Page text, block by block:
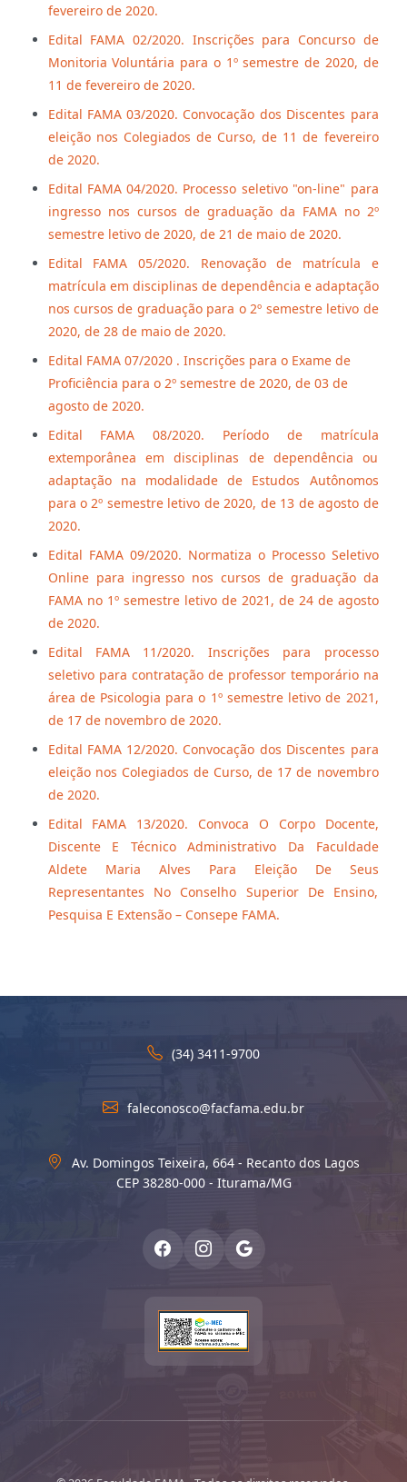
fevereiro de 2020.
Edital FAMA 02/2020. Inscrições para Concurso de
Monitoria Voluntária para o 1º semestre de 2020, de
11 de fevereiro de 2020.
Edital FAMA 03/2020. Convocação dos Discentes para
eleição nos Colegiados de Curso, de 11 de fevereiro
de 2020.
Edital FAMA 04/2020. Processo seletivo "on-line" para
ingresso nos cursos de graduação da FAMA no 2º
semestre letivo de 2020, de 21 de maio de 2020.
Edital FAMA 05/2020. Renovação de matrícula e
matrícula em disciplinas de dependência e adaptação
nos cursos de graduação para o 2º semestre letivo de
2020, de 28 de maio de 2020.
Edital FAMA 07/2020 . Inscrições para o Exame de
Proficiência para o 2º semestre de 2020, de 03 de
agosto de 2020.
Edital FAMA 08/2020. Período de matrícula
extemporânea em disciplinas de dependência ou
adaptação na modalidade de Estudos Autônomos
para o 2º semestre letivo de 2020, de 13 de agosto de
2020.
Edital FAMA 09/2020. Normatiza o Processo Seletivo
Online para ingresso nos cursos de graduação da
FAMA no 1º semestre letivo de 2021, de 24 de agosto
de 2020.
Edital FAMA 11/2020. Inscrições para processo
seletivo para contratação de professor temporário na
área de Psicologia para o 1º semestre letivo de 2021,
de 17 de novembro de 2020.
Edital FAMA 12/2020. Convocação dos Discentes para
eleição nos Colegiados de Curso, de 17 de novembro
de 2020.
Edital FAMA 13/2020. Convoca O Corpo Docente,
Discente E Técnico Administrativo Da Faculdade
Aldete Maria Alves Para Eleição De Seus
Representantes No Conselho Superior De Ensino,
Pesquisa E Extensão – Consepe FAMA.
(34) 3411-9700
faleconosco@facfama.edu.br
Av. Domingos Teixeira, 664 - Recanto dos Lagos
CEP 38280-000 - Iturama/MG